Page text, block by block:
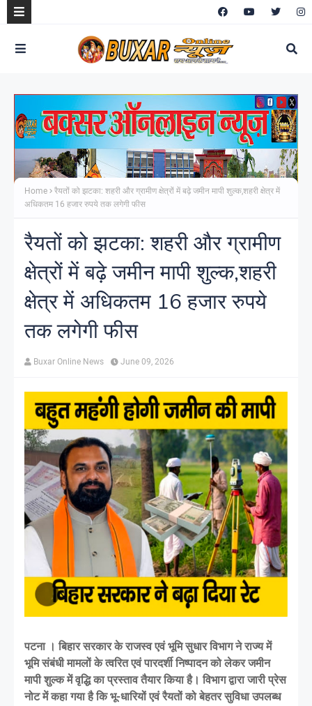
Home
रैयतों को झटका: शहरी और ग्रामीण क्षेत्रों में बढ़े जमीन मापी शुल्क,शहरी क्षेत्र में
अधिकतम 16 हजार रुपये तक लगेगी फीस
रैयतों को झटका: शहरी और ग्रामीण
क्षेत्रों में बढ़े जमीन मापी शुल्क,शहरी
क्षेत्र में अधिकतम 16 हजार रुपये
तक लगेगी फीस
Buxar Online News June 09, 2026
पटना । बिहार सरकार के राजस्व एवं भूमि सुधार विभाग ने राज्य में
भूमि संबंधी मामलों के त्वरित एवं पारदर्शी निष्पादन को लेकर जमीन
मापी शुल्क में वृद्धि का प्रस्ताव तैयार किया है। विभाग द्वारा जारी प्रेस
नोट में कहा गया है कि भू-धारियों एवं रैयतों को बेहतर सुविधा उपलब्ध